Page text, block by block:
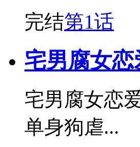
完结第1话
宅男腐女恋
宅男腐女恋
单身狗虐...